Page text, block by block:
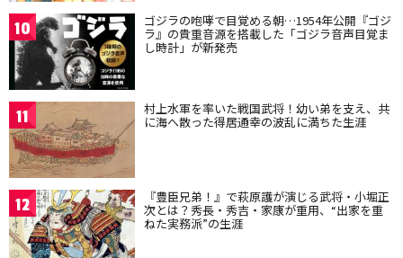
10 ゴジラの咆哮で目覚める朝…1954年公開『ゴジ
ラ』の貴重音源を搭載した「ゴジラ音声目覚ま
し時計」が新発売
11 村上水軍を率いた戦国武将！幼い弟を支え、共
に海へ散った得居通幸の波乱に満ちた生涯
12 『豊臣兄弟！』で萩原護が演じる武将・小堀正
次とは？秀長・秀吉・家康が重用、“出家を重
ねた実務派”の生涯